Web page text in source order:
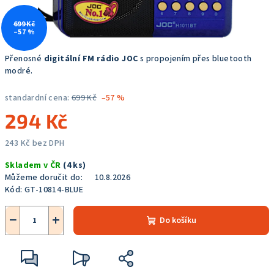
Přenosné digitální FM rádio JOC s propojením přes bluetooth
modré.
standardní cena: 699 Kč –57 %
294 Kč
243 Kč bez DPH
cena:
Skladem v ČR (4 ks)
Můžeme doručit do:
10.8.2026
Kód: GT-10814-BLUE
+
− Do košíku
699 Kč
–57 %